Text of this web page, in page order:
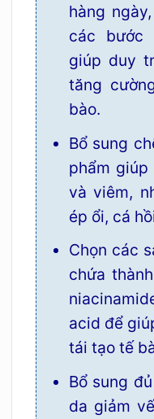
hàng
các bước
giúp duy
tăng
bào.
Bổ sung
phẩm
và viêm,
ép ổi, cá
Chọn các
chứa
acid để
tái tạo tế
Bổ sung
da giảm